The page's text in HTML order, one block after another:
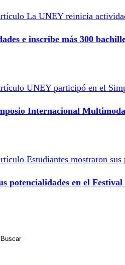
e inscribe más 300
Internacional
potencialidades en el
Buscar